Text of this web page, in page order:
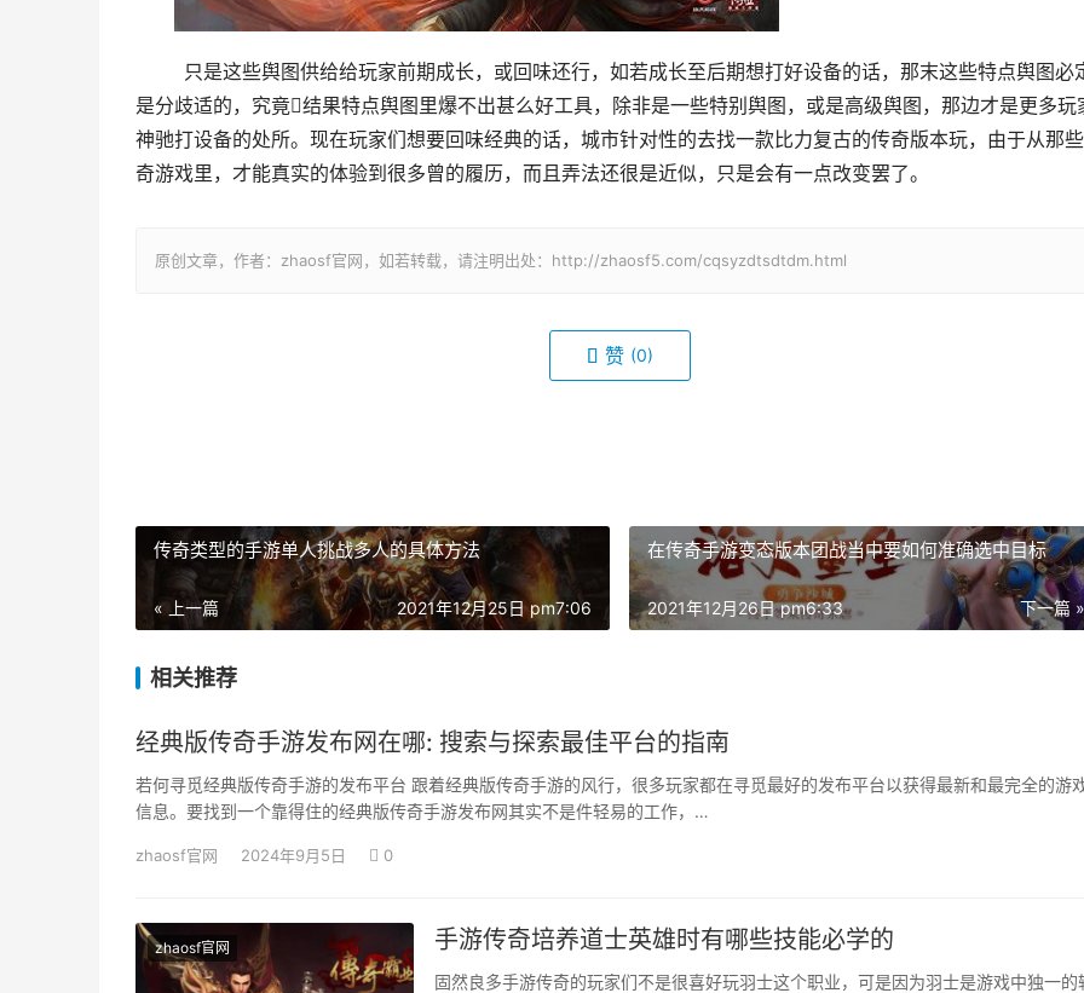
是分歧适的，究竟结果特点舆图里爆不出甚么好工具，除非是一些特别舆图，或是高级舆图，那边才是更多玩
神驰打设备的处所。现在玩家们想要回味经典的话，城市针对性的去找一款比力复古的传奇版本玩，由于从那
奇游戏里，才能真实的体验到很多曾的履历，而且弄法还很是近似，只是会有一点改变罢了。
原创文章，作者：zhaosf官网，如若转载，请注明出处：http://zhaosf5.com/cqsyzdtsdtdm.html
赞 (0)
传奇类型的手游单人挑战多人的具体方法
« 上一篇 2021年12月25日 pm7:06
在传奇手游变态版本团战当中要如何准确选中目标
下一篇 »
2021年12月26日 pm6:33
相关推荐
经典版传奇手游发布网在哪: 搜索与探索最佳平台的指南
若何寻觅经典版传奇手游的发布平台 跟着经典版传奇手游的风行，很多玩家都在寻觅最好的发布平台以获得最新和最完全的游
信息。要找到一个靠得住的经典版传奇手游发布网其实不是件轻易的工作，…
zhaosf官网 2024年9月5日 0
zhaosf官网 手游传奇培养道士英雄时有哪些技能必学的
固然良多手游传奇的玩家们不是很喜好玩羽士这个职业，可是因为羽士是游戏中独一的